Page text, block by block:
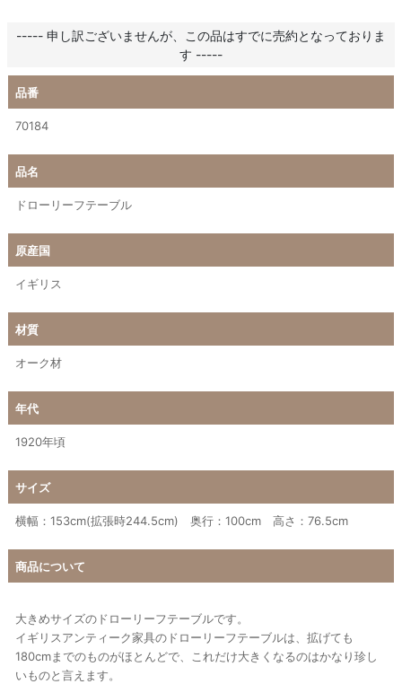
----- 申し訳ございませんが、この品はすでに売約となっておりま
す -----
品番
70184
品名
ドローリーフテーブル
原産国
イギリス
材質
オーク材
年代
1920年頃
サイズ
横幅：153cm(拡張時244.5cm) 奥行：100cm 高さ：76.5cm
商品について
大きめサイズのドローリーフテーブルです。
イギリスアンティーク家具のドローリーフテーブルは、拡げても
180cmまでのものがほとんどで、これだけ大きくなるのはかなり珍し
いものと言えます。